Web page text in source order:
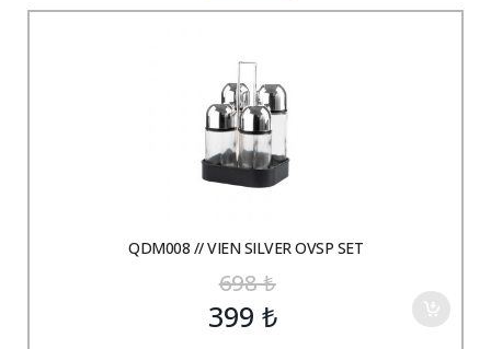
QDM008 // VIEN SILVER OVSP SET
698₺
399 ₺